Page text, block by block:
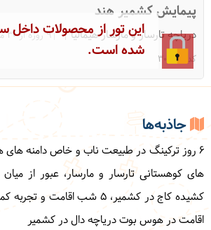
پیمایش کشمیر هند
دریاچه تارسار و مارسار هیمالیا
|9 روزه از 30 مرداد 1404
کد: 30331
این تور از محصولات
شده است.
جاذبه‌ها
6 روز ترکینگ در طبیعت ناب و خاص دامنه های
های کوهستانی تارسار و مارسار، عبور از
کشیده کاج در کشمیر، 5 شب
اقامت در هوس بوت دریاچه دال در کشمیر